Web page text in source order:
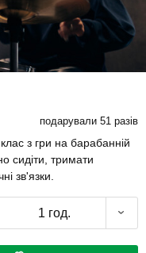
подарували 51 разів
з гри на барабанній
сидіти, тримати
зв'язки.
1 год.